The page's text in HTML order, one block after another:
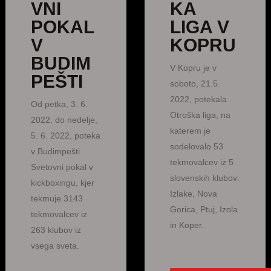
VNI
POKAL
V
BUDIM
PEŠTI
Od petka, 3. 6.
2022, do nedelje,
5. 6. 2022, poteka
v Budimpešti
Svetovni pokal v
kickboxingu, kjer
tekmuje 3143
tekmovalcev iz
263 klubov iz
vsega sveta.
KA
LIGA V
KOPRU
V Kopru je v
soboto, 21.5.
2022, potekala
Otroška liga, na
katerem je
sodelovalo 53
tekmovalcev iz 5
slovenskih klubov:
Izlake, Nova
Gorica, Ptuj, Izola
in Koper.